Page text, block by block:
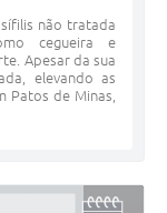
sífilis não tratada
cegueira e
Apesar da sua
elevando as
Patos de Minas,